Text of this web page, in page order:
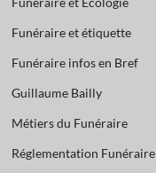
Funéraire et étiquette
Funéraire infos en Bref
Guillaume Bailly
Métiers du Funéraire
Réglementation Funéraire